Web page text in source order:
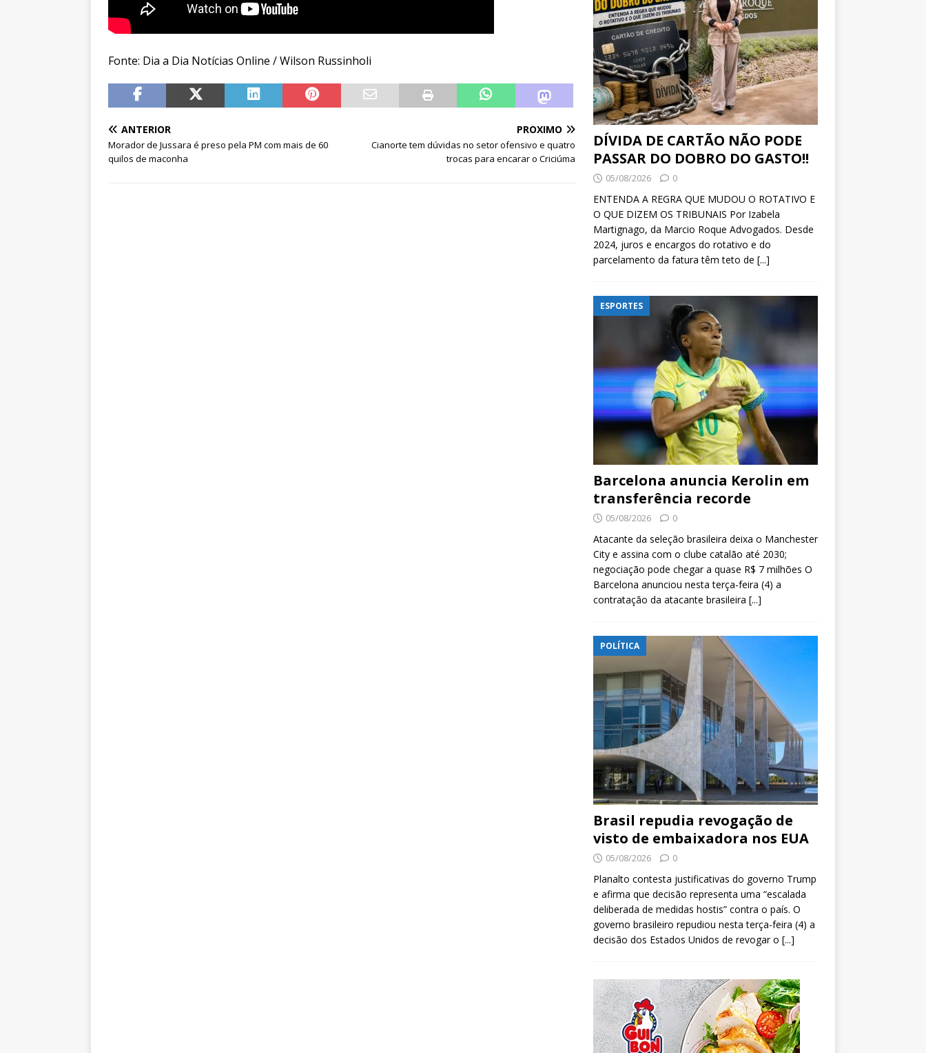
Fonte: Dia a Dia Notícias Online / Wilson Russinholi
ANTERIOR
Morador de Jussara é preso pela PM com mais de 60
quilos de maconha
PRÓXIMO
Cianorte tem dúvidas no setor ofensivo e quatro
trocas para encarar o Criciúma
DÍVIDA DE CARTÃO NÃO PODE
PASSAR DO DOBRO DO GASTO!!
05/08/2026 0
ENTENDA A REGRA QUE MUDOU O ROTATIVO E
O QUE DIZEM OS TRIBUNAIS Por Izabela
Martignago, da Marcio Roque Advogados. Desde
2024, juros e encargos do rotativo e do
parcelamento da fatura têm teto de [...]
ESPORTES
Barcelona anuncia Kerolin em
transferência recorde
05/08/2026 0
Atacante da seleção brasileira deixa o Manchester
City e assina com o clube catalão até 2030;
negociação pode chegar a quase R$ 7 milhões O
Barcelona anunciou nesta terça-feira (4) a
contratação da atacante brasileira [...]
POLÍTICA
Brasil repudia revogação de
visto de embaixadora nos EUA
05/08/2026 0
Planalto contesta justificativas do governo Trump
e afirma que decisão representa uma “escalada
deliberada de medidas hostis” contra o país. O
governo brasileiro repudiou nesta terça-feira (4) a
decisão dos Estados Unidos de revogar o [...]